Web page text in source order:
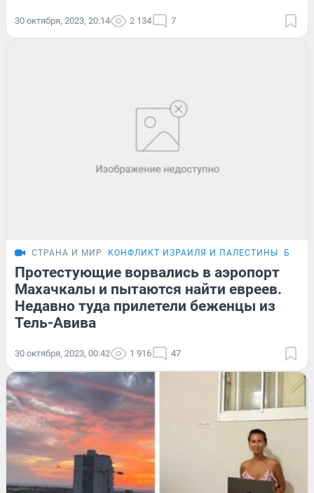
30 октября, 2023, 20:14 2 134 7
СТРАНА И МИР КОНФЛИКТ ИЗРАИЛЯ И ПАЛЕСТИНЫ
Протестующие ворвались в аэропорт
Махачкалы и пытаются найти евреев.
Недавно туда прилетели беженцы из
Тель-Авива
30 октября, 2023, 00:42 1 916 47